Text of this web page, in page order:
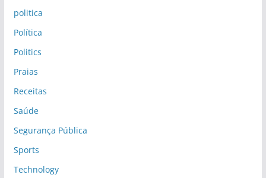
politica
Política
Politics
Praias
Receitas
Saúde
Segurança Pública
Sports
Technology